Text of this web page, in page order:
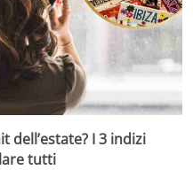
dell’estate? I 3 indizi
tutti